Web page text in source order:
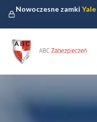
Nowoczesne zamki